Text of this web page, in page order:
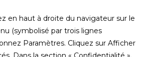
en haut à droite du navigateur sur le
(symbolisé par trois lignes
Paramètres. Cliquez sur Afficher